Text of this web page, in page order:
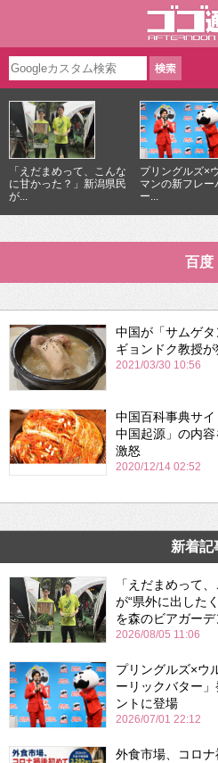
「えだまめって、こんな
に甘かった？」新潟県民
が...
プリングルズ×
マンの新フレー
ー...
百度
中国が「サムゲ
ギョンドク教授
2021/03/30 10:56
中国百科事典サ
中国起源」の内
激怒
2020/12/14 02:52
新着記
「えだまめって
が“県外に出した
を森のビアガー
2026/08/05 11:06
プリングルズ×ウ
ーリックバター
ントに登場
2026/07/01 22:12
外食市場、コロ